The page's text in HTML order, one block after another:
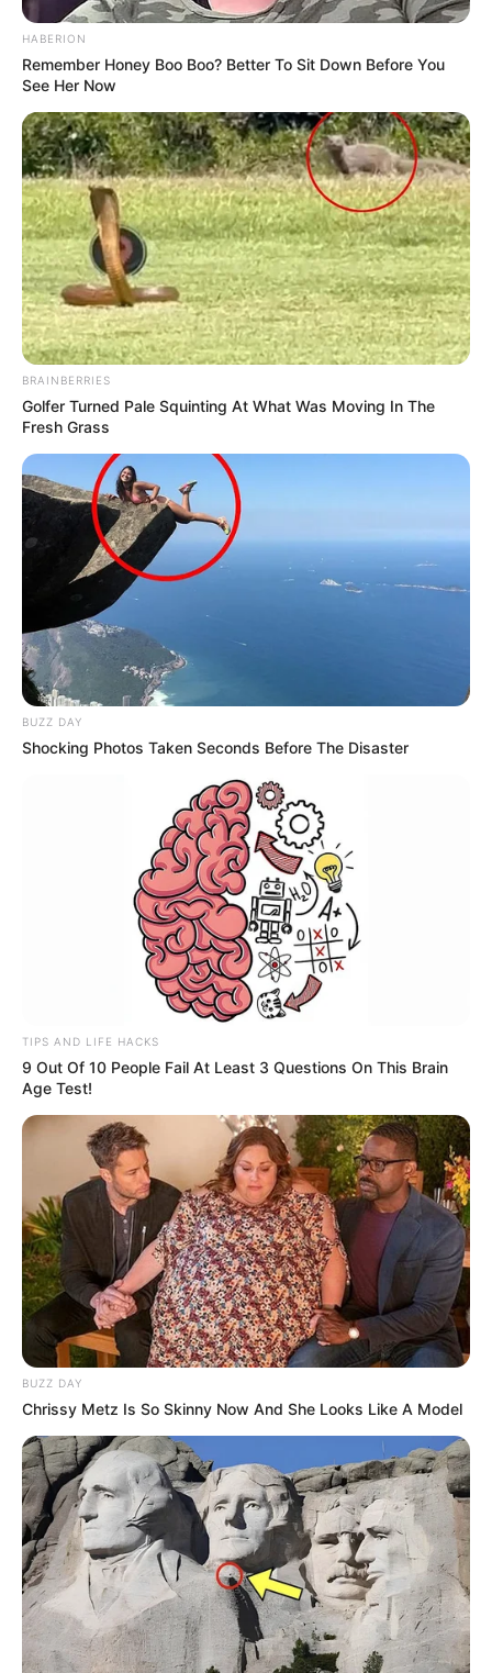
VALTER BATTISTA DOS SANTOS
A Prefeitura Municipal de Porto Rico dá garantia da autenticidade
deste documento, desde que visualizado através do site
www.portorico.pr.gov.br
Matérias Bônus:
🧊Saiba como Consultar o Incentivo
🧊 Cálculo da Insalubridade sobre o base.
🧊 Entretenimento: Os melhores doramas
🧊Canal do PQA-VS: tudo que você precisa saber.
🧊 ACS/ACE: Tribunal decide: Valor da Insalubridade.
Fonte: JASB com informações do Município de Porto Rico, PR.
Edição Geral: JASB.
Encaminhamento de denúncia ao JASB:
Acesse aqui
O jornalismo do JASB.com.br precisa de você para continuar
marcando ponto na vida dos ACS e ACE.
notícias em suas redes sociais!
HABERION
Remember Honey Boo Boo? Better To Sit Down Before You
See Her Now
BRAINBERRIES
Golfer Turned Pale Squinting At What Was Moving In The
Fresh Grass
BUZZ DAY
Shocking Photos Taken Seconds Before The Disaster
TIPS AND LIFE HACKS
9 Out Of 10 People Fail At Least 3 Questions On This Brain
Age Test!
BUZZ DAY
Chrissy Metz Is So Skinny Now And She Looks Like A Model